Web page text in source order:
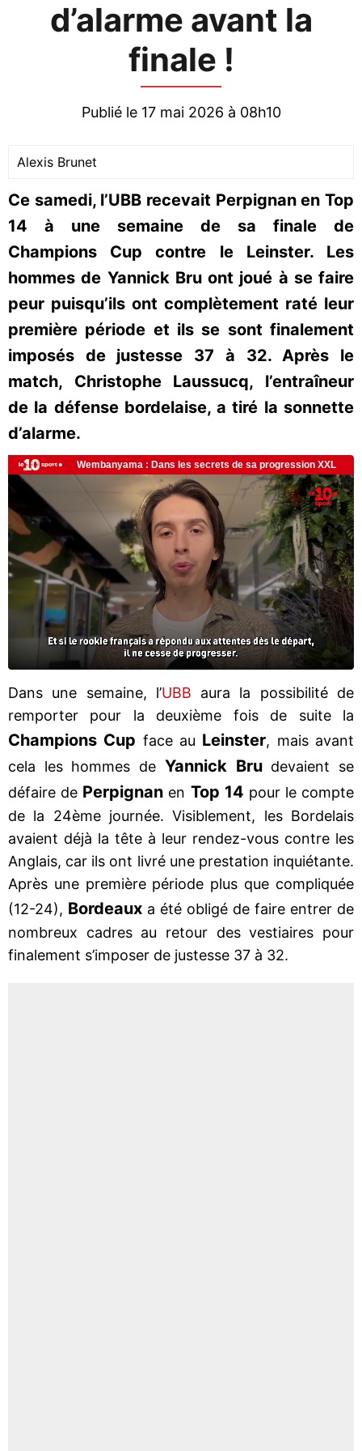
d’alarme avant la
finale !
Publié le 17 mai 2026 à 08h10
Alexis Brunet
Ce samedi, l’UBB recevait Perpignan en Top
14 à une semaine de sa finale de
Champions Cup contre le Leinster. Les
hommes de Yannick Bru ont joué à se faire
peur puisqu’ils ont complètement raté leur
première période et ils se sont finalement
imposés de justesse 37 à 32. Après le
match, Christophe Laussucq, l’entraîneur
de la défense bordelaise, a tiré la sonnette
d’alarme.
Dans une semaine, l’UBB aura la possibilité de
remporter pour la deuxième fois de suite la
Champions Cup face au Leinster, mais avant
cela les hommes de Yannick Brudevaient se
défaire de Perpignan en Top 14 pour le compte
de la 24ème journée. Visiblement, les Bordelais
avaient déjà la tête à leur rendez-vous contre les
Anglais, car ils ont livré une prestation inquiétante.
Après une première période plus que compliquée
(12-24), Bordeaux a été obligé de faire entrer de
nombreux cadres au retour des vestiaires pour
finalement s’imposer de justesse 37 à 32.